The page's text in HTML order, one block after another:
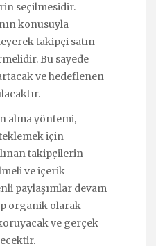
seçilmesidir.
konusuyla
takipçi satın
Bu sayede
ve hedeflenen
alma yöntemi,
için
takipçilerin
ve içerik
paylaşımlar devam
organik olarak
ve gerçek